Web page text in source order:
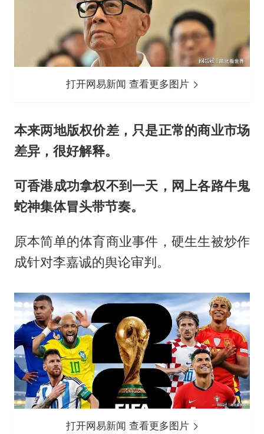
打开网易新闻 查看更多图片
本来两地版权价差，只是正常的商业市场
差异，很好解释。
可香港成功拿权不到一天，网上各路牛鬼
蛇神集体冒头带节奏。
原本简单的体育商业事件，硬生生被炒作
成针对李嘉诚的舆论审判。
打开网易新闻 查看更多图片